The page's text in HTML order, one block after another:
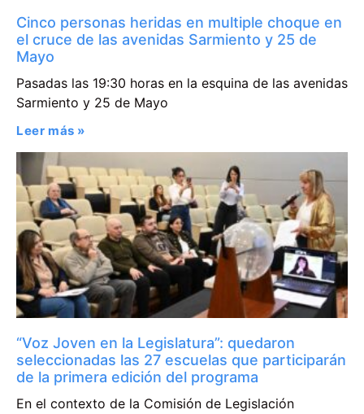
Cinco personas heridas en multiple choque en
el cruce de las avenidas Sarmiento y 25 de
Mayo
Pasadas las 19:30 horas en la esquina de las avenidas
Sarmiento y 25 de Mayo
Leer más »
“Voz Joven en la Legislatura”: quedaron
seleccionadas las 27 escuelas que participarán
de la primera edición del programa
En el contexto de la Comisión de Legislación